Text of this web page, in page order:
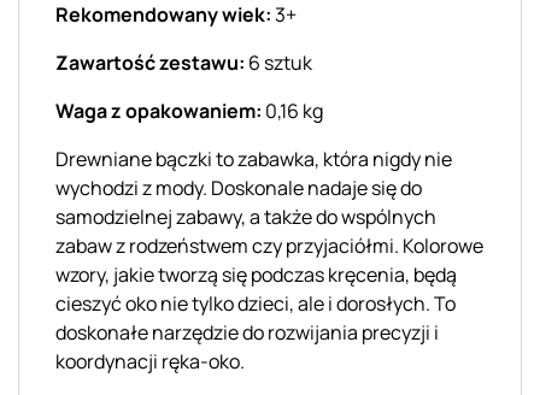
Rekomendowany wiek:3+
Zawartość zestawu: 6 sztuk
Waga z opakowaniem: 0,16 kg
Drewniane bączki to zabawka, która nigdy nie
wychodzi z mody. Doskonale nadaje się do
samodzielnej zabawy, a także do wspólnych
zabaw z rodzeństwem czy przyjaciółmi. Kolorowe
wzory, jakie tworzą się podczas kręcenia, będą
cieszyć oko nie tylko dzieci, ale i dorosłych. To
doskonałe narzędzie do rozwijania precyzji i
koordynacji ręka-oko.